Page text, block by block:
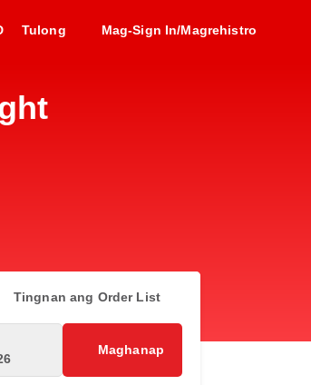
Tulong Mag-Sign In/Magrehistro
Tingnan ang Order List
Maghanap